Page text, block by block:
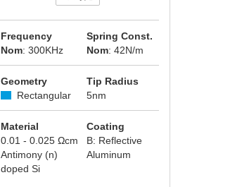
Frequency
Nom: 300KHz
Spring Const.
Nom: 42N/m
Geometry
Rectangular
Tip Radius
5nm
Material
0.01 - 0.025 Ωcm
Antimony (n)
doped Si
Coating
B: Reflective
Aluminum